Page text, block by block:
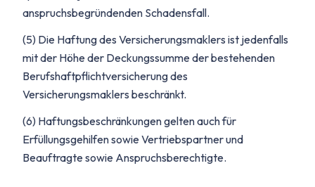
anspruchsbegründenden Schadensfall.
(5) Die Haftung des Versicherungsmaklers ist jedenfalls
mit der Höhe der Deckungssumme der bestehenden
Berufshaftpflichtversicherung des
Versicherungsmaklers beschränkt.
(6) Haftungsbeschränkungen gelten auch für
Erfüllungsgehilfen sowie Vertriebspartner und
Beauftragte sowie Anspruchsberechtigte.